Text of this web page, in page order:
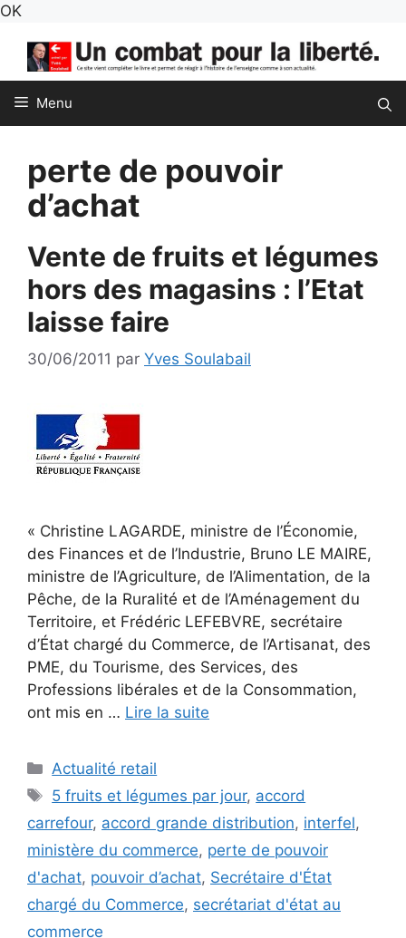
OKAller
contenu
Menu
perte de pouvoir
d’achat
Vente de fruits et légumes
hors des magasins : l’Etat
laisse faire
30/06/2011 par Yves Soulabail
« Christine LAGARDE, ministre de l’Économie,
des Finances et de l’Industrie, Bruno LE MAIRE,
ministre de l’Agriculture, de l’Alimentation, de la
Pêche, de la Ruralité et de l’Aménagement du
Territoire, et Frédéric LEFEBVRE, secrétaire
d’État chargé du Commerce, de l’Artisanat, des
PME, du Tourisme, des Services, des
Professions libérales et de la Consommation,
ont mis en … Lire la suite
Catégories
Actualité retail
Étiquettes
5 fruits et légumes par jour, accord
carrefour, accord grande distribution, interfel,
ministère du commerce, perte de pouvoir
d'achat, pouvoir d’achat, Secrétaire d'État
chargé du Commerce, secrétariat d'état au
commerce